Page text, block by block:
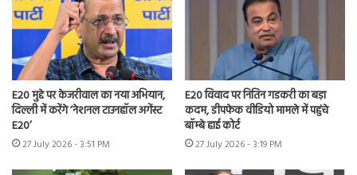
E20 मुद्दे पर केजरीवाल का नया अभियान,
दिल्ली में करेंगे ‘नेशनल टाउनहॉल अगेंस्ट
E20’
27 July 2026 - 3:51 PM
E20 विवाद पर नितिन गडकरी का बड़ा
कदम, डीपफेक वीडियो मामले में पहुंचे
बॉम्बे हाई कोर्ट
27 July 2026 - 3:19 PM